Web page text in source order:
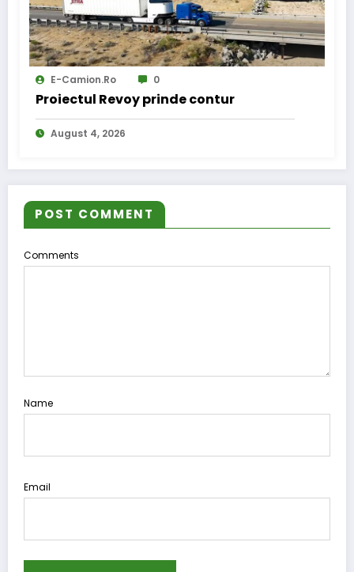
E-Camion.ro 0
Proiectul Revoy prinde contur
August 4, 2026
POST COMMENT
Comments
Name
Email